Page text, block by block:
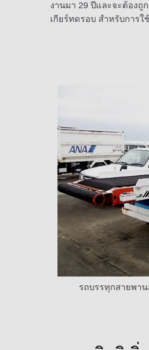
งานมา 29 ปีและจะต้องถู
เกียร์ทดรอบ สำหรับการ
รถบรรทุกสายพา